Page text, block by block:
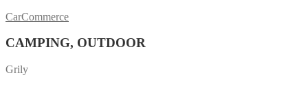
CarCommerce
CAMPING, OUTDOOR
Grily